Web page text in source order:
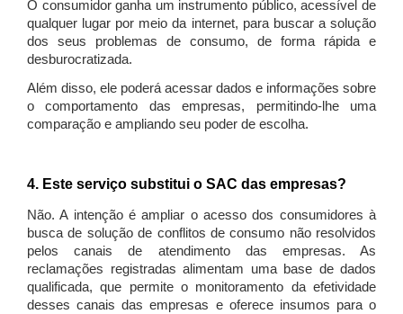
O consumidor ganha um instrumento público, acessível de
qualquer lugar por meio da internet, para buscar a solução
dos seus problemas de consumo, de forma rápida e
desburocratizada.
Além disso, ele poderá acessar dados e informações sobre
o comportamento das empresas, permitindo-lhe uma
comparação e ampliando seu poder de escolha.
4. Este serviço substitui o SAC das empresas?
Não. A intenção é ampliar o acesso dos consumidores à
busca de solução de conflitos de consumo não resolvidos
pelos canais de atendimento das empresas. As
reclamações registradas alimentam uma base de dados
qualificada, que permite o monitoramento da efetividade
desses canais das empresas e oferece insumos para o